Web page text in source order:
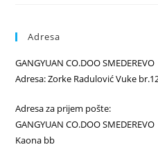
Adresa
GANGYUAN CO.DOO SMEDEREVO
Adresa: Zorke Radulović Vuke
Adresa za prijem pošte:
GANGYUAN CO.DOO SMEDEREVO
Kaona bb